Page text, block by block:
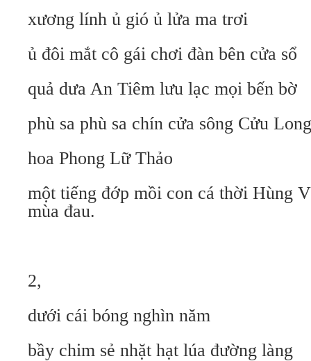
xương lính ủ gió ủ lửa ma trơi
ủ đôi mắt cô gái chơi đàn bên cửa sổ
quả dưa An Tiêm lưu lạc mọi bến bờ
phù sa phù sa chín cửa sông Cửu
hoa Phong Lữ Thảo
một tiếng đớp mồi con cá thời Hùng
mùa đau.
2,
dưới cái bóng nghìn năm
bầy chim sẻ nhặt hạt lúa đường làng